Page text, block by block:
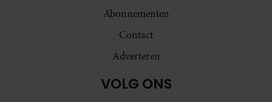
Abonnementen
Contact
Adverteren
VOLG ONS